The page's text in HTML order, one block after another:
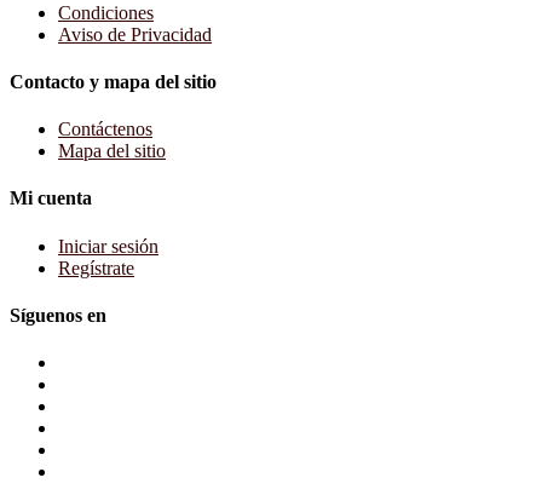
Condiciones
Aviso de Privacidad
Contacto y mapa del sitio
Contáctenos
Mapa del sitio
Mi cuenta
Iniciar sesión
Regístrate
Síguenos en